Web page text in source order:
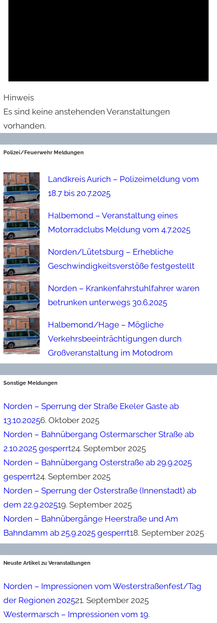
Hinweis
Es sind keine anstehenden Veranstaltungen
vorhanden.
Polizei/Feuerwehr Meldungen
Landkreis Aurich – Polizeimeldung vom
18.7 bis 20.7.2025
Halbemond – Veranstaltung eines
Motorradclubs Meldung vom 4.7.2025
Norden/Lütetsburg – Erhebliche
Geschwindigkeitsverstöße festgestellt
Norden – Krankenfahrstuhlfahrer waren
betrunken unterwegs 30.6.2025
Halbemond/Hage – Mögliche
Verkehrsbeeinträchtigungen durch
Großveranstaltung im Motodrom
Sonstige Meldungen
Norden – Sperrung der Straße Ekeler Gaste ab
13.10.20256. Oktober 2025
Norden – Bahnübergang Ostermarscher Straße ab
2.10.2025 gesperrt24. September 2025
Norden – Bahnübergang Osterstraße ab 29.9.2025
gesperrt24. September 2025
Norden – Sperrung der Osterstraße (Innenstadt) ab
dem 22.9.202519. September 2025
Norden – Bahnübergänge Heerstraße und Am
Bahndamm ab 25.9.2025 gesperrt18. September 2025
Neuste Artikel zu Veranstaltungen
Norden – Impressionen vom Westerstraßenfest/Tag
der Regionen 202521. September 2025
Westermarsch – Impressionen vom 19.